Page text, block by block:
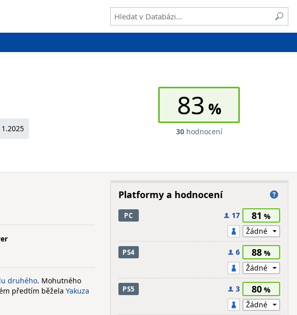
83
30hodnocení
druhého. Mohutného
předtím běžela Yakuza
Platformy a hodnocení
PC 17 81
PS4 6 88
PS5 3 80